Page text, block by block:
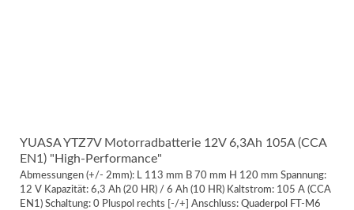
YUASA YTZ7V Motorradbatterie 12V 6,3Ah 105A (CCA
EN1) "High-Performance"
Abmessungen (+/- 2mm): L 113 mm B 70 mm H 120 mm Spannung:
12 V Kapazität: 6,3 Ah (20 HR) / 6 Ah (10 HR) Kaltstrom: 105 A (CCA
EN1) Schaltung: 0 Pluspol rechts [-/+] Anschluss: Quaderpol FT-M6